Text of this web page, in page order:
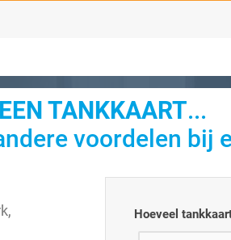
TANKKAART...
voordelen bij
Hoeveel